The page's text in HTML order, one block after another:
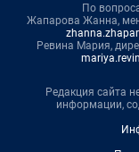
По
Жапарова Жанна,
Ревина Мария,
Редакция сайта
информации,